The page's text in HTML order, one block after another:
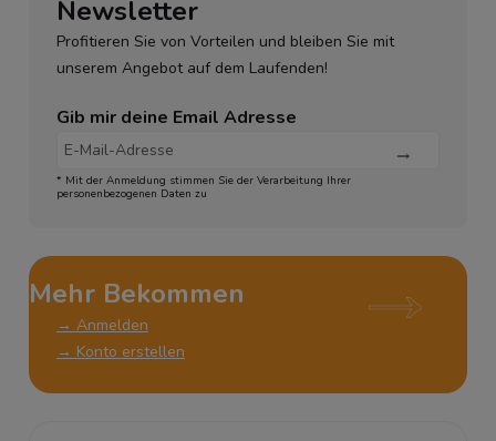
Newsletter
Profitieren Sie von Vorteilen und bleiben Sie mit
unserem Angebot auf dem Laufenden!
Gib mir deine Email Adresse
* Mit der Anmeldung stimmen Sie der Verarbeitung Ihrer
personenbezogenen Daten zu
Mehr Bekommen
→ Anmelden
→ Konto erstellen